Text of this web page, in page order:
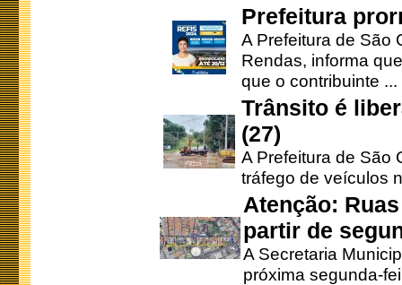
Prefeitura
A Prefeitura de São
Rendas, informa
que o contribuinte ...
Trânsito é
(27)
A Prefeitura de São
tráfego de veículos
Atenção:
partir de
A Secretaria
próxima segunda-